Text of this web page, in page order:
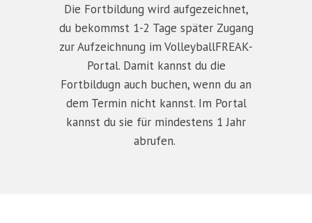
Die Fortbildung wird aufgezeichnet,
du bekommst 1-2 Tage später Zugang
zur Aufzeichnung im VolleyballFREAK-
Portal. Damit kannst du die
Fortbildugn auch buchen, wenn du an
dem Termin nicht kannst. Im Portal
kannst du sie für mindestens 1 Jahr
abrufen.